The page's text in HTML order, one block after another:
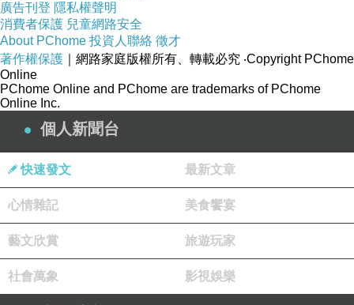
廣告刊登 隱私權聲明
消費者保護 兒童網路安全
About PChome 投資人聯絡 徵才
著作權保護 ｜網路家庭版權所有、轉載必究 ‧Copyright PChome
Online
PChome Online and PChome are trademarks of PChome
Online Inc.
個人新聞台
快速發文 最新文章
心情雜記 美食饗宴
藝文欣賞 旅遊玩家
社會萬象 影視娛樂